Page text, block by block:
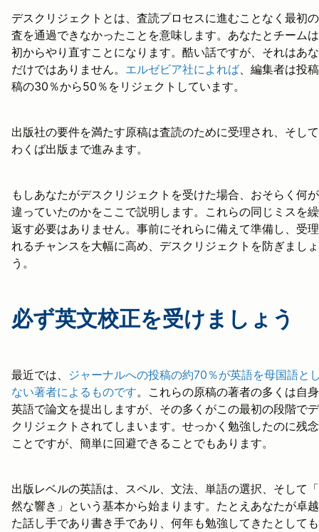
デスクリジェクトとは、査読プロセスに進むことなく最初
査を通過できなかったことを意味します。あなたとチーム
初からやり直すことになります。酷い話ですが、それはあ
だけではありません。 エルゼビア社によれば 、編集者は投
稿の30％から50％をリジェクトしています。
出版社の要件を満たす原稿は査読のために受理され、そし
わくば出版まで進みます。
もしあなたがデスクリジェクトを受けた場合、おそらく何
違っていたのかをここで説明します。これらの同じミスを
返す必要はありません。事前にそれらに備えて準備し、受
れるチャンスを大幅に高め、デスクリジェクトを防ぎましょ
う。
必ず英文校正を受けましょう
最近では、 ジャーナルへの投稿の約70％が英語を母国語と
ない著者によるものです。これらの原稿の著者の多くは自
英語で論文を提出しますが、その多くがこの最初の段階で
クリジェクトされてしまいます。せっかく勉強したのに残
ことですが、簡単に回避できることでもあります。
出版レベルの英語は、スペル、文法、単語の選択、そして
然な響き」という基本から始まります。たとえあなたが卓
た話し手であり書き手であり、何年も勉強してきたとして